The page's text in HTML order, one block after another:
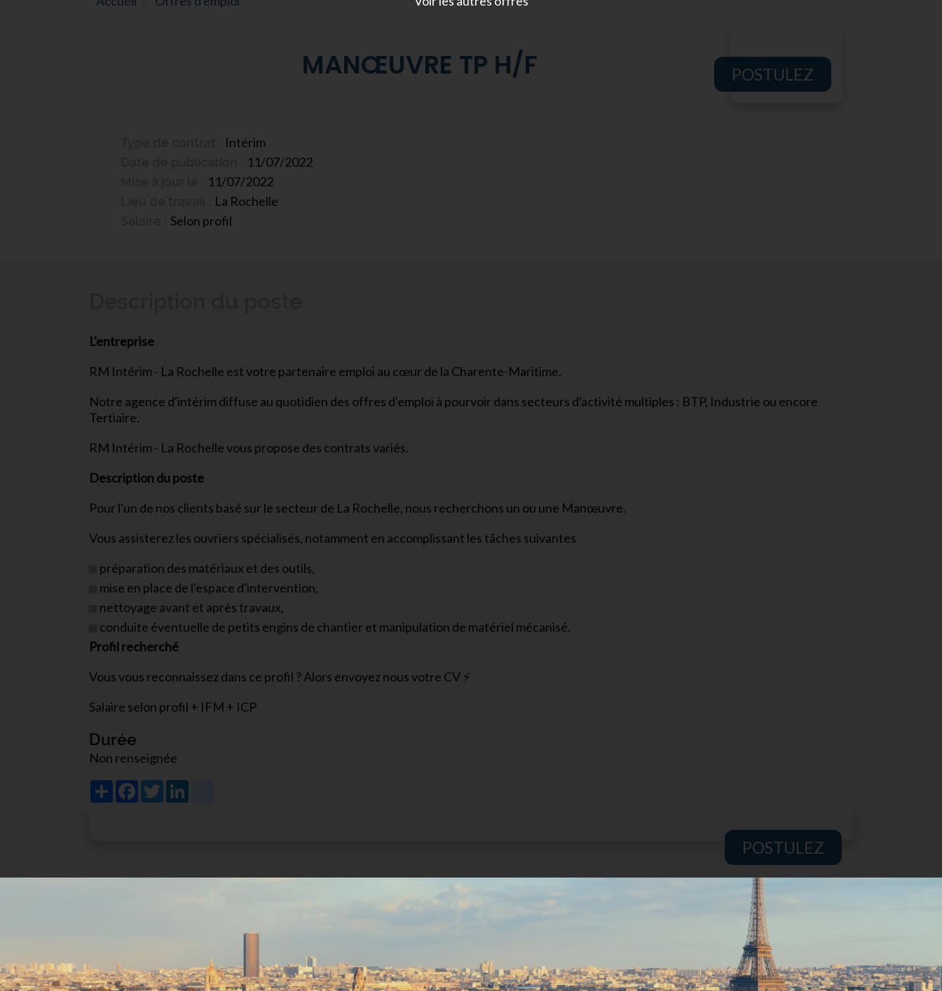
POSTULEZ
MANŒUVRE TP H/F
Intérim
11/07/2022
11/07/2022
La Rochelle
Selon profil
L'entreprise
RM Intérim - La Rochelle est votre partenaire emploi au cœur de la Charente-Maritime.
Notre agence d'intérim diffuse au quotidien des offres d'emploi à pourvoir dans secteurs d'activité multiples : BTP, Industrie ou encore
Tertiaire.
RM Intérim - La Rochelle vous propose des contrats variés.
Description du poste
Pour l'un de nos clients basé sur le secteur de La Rochelle, nous recherchons un ou une Manœuvre.
Vous assisterez les ouvriers spécialisés, notamment en accomplissant les tâches suivantes
préparation des matériaux et des outils,
mise en place de l'espace d'intervention,
nettoyage avant et après travaux,
conduite éventuelle de petits engins de chantier et manipulation de matériel mécanisé.
Profil recherché
Vous vous reconnaissez dans ce profil ? Alors envoyez nous votre CV ⚡
Salaire selon profil + IFM + ICP
Durée
Non renseignée
ShareFacebook
Twitter
POSTULEZ